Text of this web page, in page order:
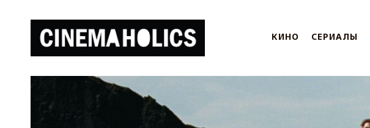
КИНО СЕРИАЛЫ